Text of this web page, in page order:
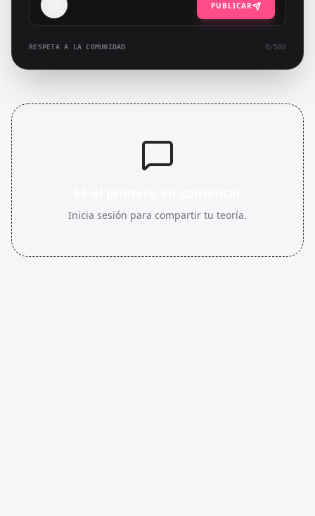
PUBLICAR
RESPETA A LA COMUNIDAD 0 /500
Inicia sesión para compartir tu teoría.